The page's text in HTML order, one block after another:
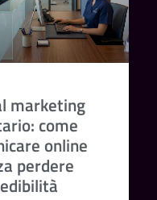
marketing
come
online
perdere